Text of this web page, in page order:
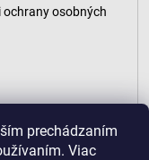
prechádzaním
Viac
ochrany osobných